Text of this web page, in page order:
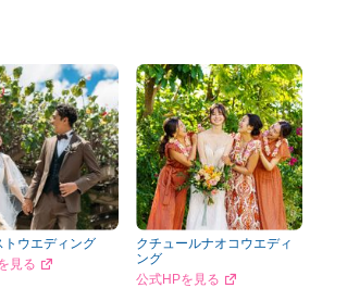
トウエディング
見る
クチュールナオコウエディ
ング
公式HPを見る